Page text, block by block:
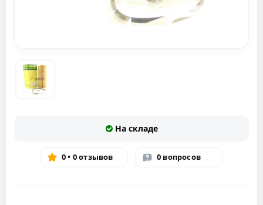
На складе
0 • 0 отзывов 0 вопросов